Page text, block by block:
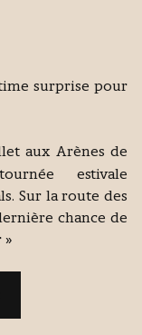
surprise pour
aux Arènes de
estivale
Sur la route des
chance de
»